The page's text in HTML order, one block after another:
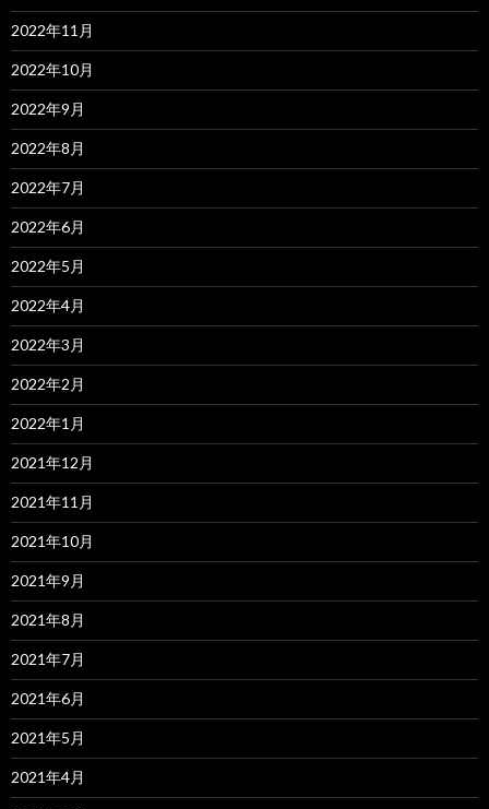
2022年11月
2022年10月
2022年9月
2022年8月
2022年7月
2022年6月
2022年5月
2022年4月
2022年3月
2022年2月
2022年1月
2021年12月
2021年11月
2021年10月
2021年9月
2021年8月
2021年7月
2021年6月
2021年5月
2021年4月